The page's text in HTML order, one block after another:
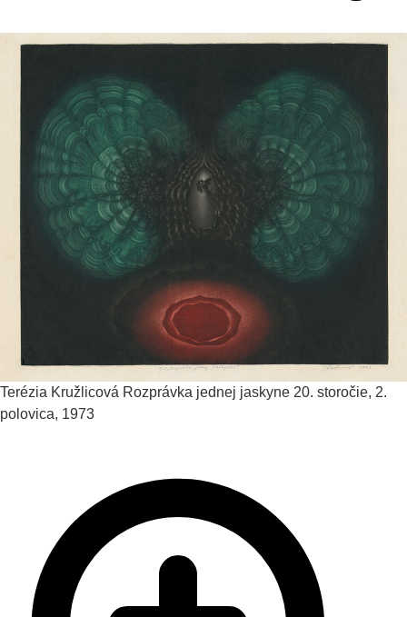
Terézia Kružlicová Rozprávka jednej jaskyne 20. storočie, 2.
polovica, 1973